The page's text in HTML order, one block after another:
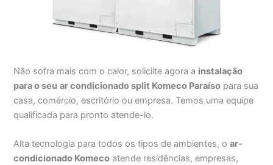
Não sofra mais com o calor, soliciite agora a instalação
para o seu ar condicionado split Komeco Paraíso para sua
casa, comércio, escritório ou empresa. Temos uma equipe
qualificada para pronto atende-lo.
Alta tecnologia para todos os tipos de ambientes, oar-
condicionado Komeco atende residências, empresas,